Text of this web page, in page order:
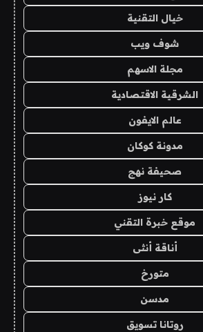
خيال التقنية
شوف ويب
مجلة الاسهم
الشرقية الاقتصادية
عالم الايفون
مدونة كوكان
صحيفة نهج
كار نيوز
موقع خبرة التقني
أناقة أنثى
متورخ
مدسن
روتانا تسويق